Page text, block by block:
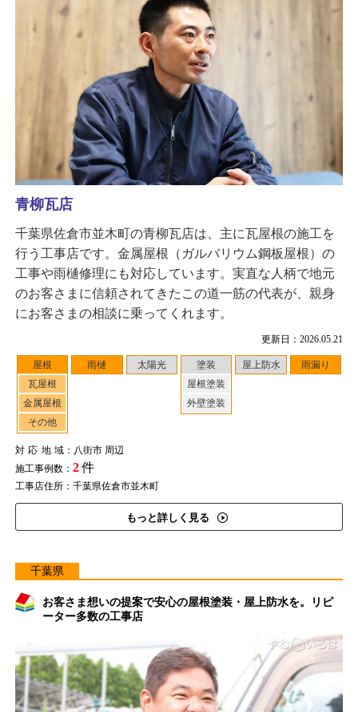
更新日：2026.05.21
屋根
瓦屋根
金属屋根
その他
雨樋 太陽光
塗装
屋根塗装
外壁塗装
屋上防水 雨漏り
対応地域：八街市 周辺
施工事例数： 2件
工事店住所：千葉県佐倉市並木町
もっと詳しく見る
青柳瓦店
千葉県佐倉市並木町の青柳瓦店は、主に瓦屋根の施工を
行う工事店です。金属屋根（ガルバリウム鋼板屋根）の
工事や雨樋修理にも対応しています。実直な人柄で地元
のお客さまに信頼されてきたこの道一筋の代表が、親身
にお客さまの相談に乗ってくれます。
千葉県
お客さま想いの提案で安心の屋根塗装・屋上防水を。リピ
ーター多数の工事店